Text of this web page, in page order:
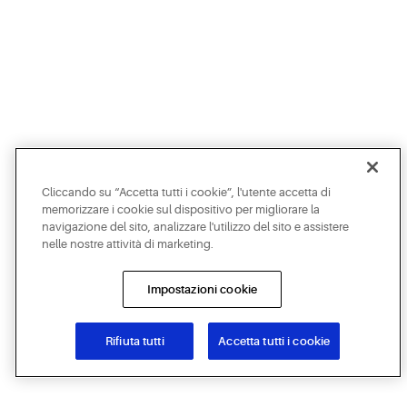
Cliccando su “Accetta tutti i cookie”, l'utente accetta di
memorizzare i cookie sul dispositivo per migliorare la
navigazione del sito, analizzare l'utilizzo del sito e assistere
nelle nostre attività di marketing.
Impostazioni cookie
Rifiuta tutti Accetta tutti i cookie